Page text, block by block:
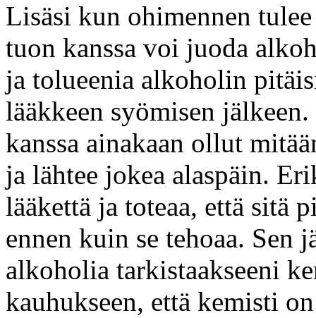
Lisäsi kun ohimennen
tuon kanssa voi juoda
ja tolueenia alkoholin
lääkkeen syömisen
kanssa ainakaan ollut
ja lähtee jokea alaspäin.
lääkettä ja toteaa, että sitä
ennen kuin se tehoaa. Sen
alkoholia tarkistaakseeni
kauhukseen, että kemisti